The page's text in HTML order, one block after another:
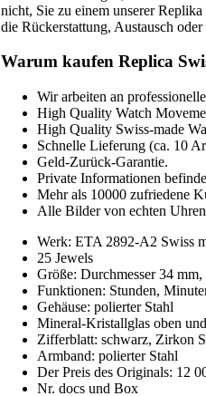
nicht, Sie zu einem unserer
die Rückerstattung, Austausch
Warum kaufen Replica
Wir arbeiten an
High Quality Watch
High Quality Swiss-made
Schnelle Lieferung (ca. 10
Geld-Zurück-Garantie.
Private Informationen
Mehr als 10000 zufriedene
Alle Bilder von echten
Werk: ETA 2892-A2 Swiss
25 Jewels
Größe: Durchmesser 34
Funktionen: Stunden,
Gehäuse: polierter Stahl
Mineral-Kristallglas oben
Zifferblatt: schwarz, Zirkon
Armband: polierter Stahl
Der Preis des Originals: 12
Nr. docs und Box